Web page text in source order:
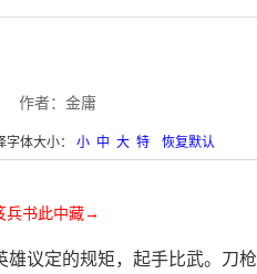
作者：金庸
字体大小： 小 中 大 特 恢复默认
兵书此中藏→
雄议定的规矩，起手比武。刀枪